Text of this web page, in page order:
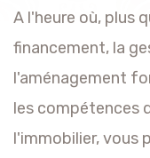
A l'heure où, plus
financement, la
l'aménagement
les compétences
l'immobilier, vous